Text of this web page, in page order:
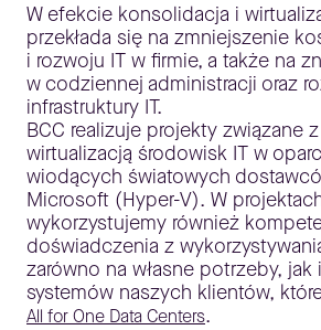
W efekcie konsolidacja i
przekłada się na zmniejszenie
i rozwoju IT w firmie, a także na
w codziennej administracji oraz
infrastruktury IT.
BCC realizuje projekty związane
wirtualizacją środowisk IT w
wiodących światowych
Microsoft (Hyper-V). W
wykorzystujemy również
doświadczenia z
zarówno na własne potrzeby,
systemów naszych klientów,
All for One Data Centers.